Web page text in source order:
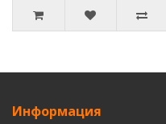
Информация